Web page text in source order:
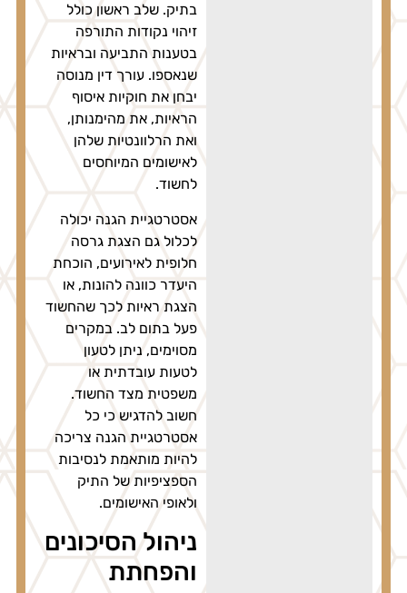
בתיק. שלב ראשון כולל
זיהוי נקודות התורפה
בטענות התביעה ובראיות
שנאספו. עורך דין מנוסה
יבחן את חוקיות איסוף
הראיות, את מהימנותן,
ואת הרלוונטיות שלהן
לאישומים המיוחסים
אסטרטגיית הגנה יכולה
לכלול גם הצגת גרסה
חלופית לאירועים, הוכחת
היעדר כוונה להונות, או
הצגת ראיות לכך שהחשוד
פעל בתום לב. במקרים
מסוימים, ניתן לטעון
לטעות עובדתית או
משפטית מצד החשוד.
חשוב להדגיש כי כל
אסטרטגיית הגנה צריכה
להיות מותאמת לנסיבות
הספציפיות של התיק
ולאופי האישומים.
ניהול הסיכונים
והפחתת